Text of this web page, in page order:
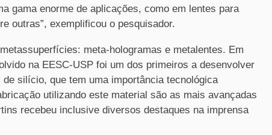
gama enorme de aplicações, como em lentes para
outras”, exemplificou o pesquisador.
meta-hologramas e metalentes. Em
na EESC-USP foi um dos primeiros a desenvolver
silício, que tem uma importância tecnológica
utilizando este material são as mais avançadas
recebeu inclusive diversos destaques na imprensa